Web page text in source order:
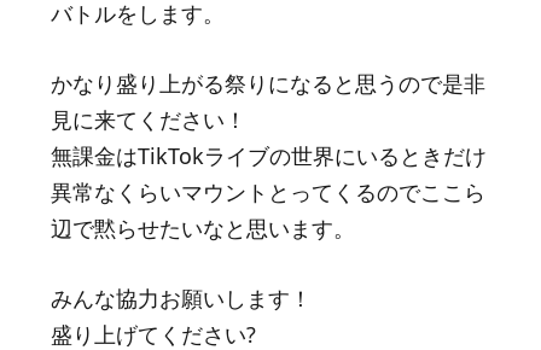
バトルをします。
かなり盛り上がる祭りになると思うので是非
見に来てください！
無課金はTikTokライブの世界にいるときだけ
異常なくらいマウントとってくるのでここら
辺で黙らせたいなと思います。
みんな協力お願いします！
盛り上げてください?